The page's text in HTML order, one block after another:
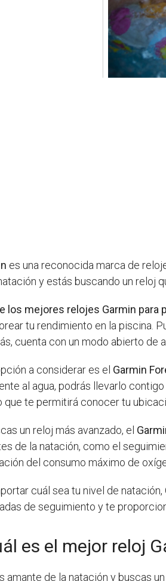
es una reconocida marca de
y estás buscando un reloj
los mejores relojes Garmin para
tu rendimiento en la piscina.
cuenta con un modo abierto de
a considerar es el Garmin
al agua, podrás llevarlo
que te permitirá conocer tu
un reloj más avanzado, el
de la natación, como el
del consumo máximo de
cuál sea tu nivel de natación,
de seguimiento y te
es el mejor reloj
amante de la natación y buscas